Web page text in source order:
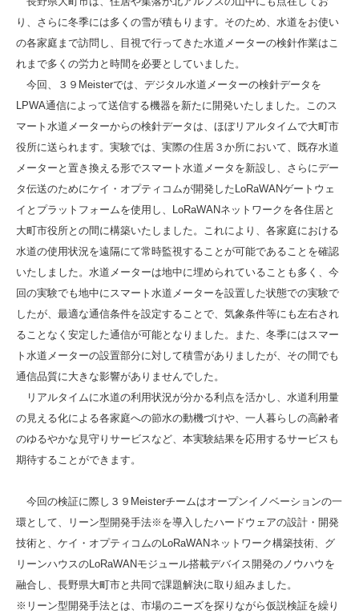
り、さらに冬季には多くの雪が積もります。そのため、水道をお使い
の各家庭まで訪問し、目視で行ってきた水道メーターの検針作業はこ
れまで多くの労力と時間を必要としていました。
今回、３９Meisterでは、デジタル水道メーターの検針データを
LPWA通信によって送信する機器を新たに開発いたしました。このス
マート水道メーターからの検針データは、ほぼリアルタイムで大町市
役所に送られます。実験では、実際の住居３か所において、既存水道
メーターと置き換える形でスマート水道メータを新設し、さらにデー
タ伝送のためにケイ・オプティコムが開発したLoRaWANゲートウェ
イとプラットフォームを使用し、LoRaWANネットワークを各住居と
大町市役所との間に構築いたしました。これにより、各家庭における
水道の使用状況を遠隔にて常時監視することが可能であることを確認
いたしました。水道メーターは地中に埋められていることも多く、今
回の実験でも地中にスマート水道メーターを設置した状態での実験で
したが、最適な通信条件を設定することで、気象条件等にも左右され
ることなく安定した通信が可能となりました。また、冬季にはスマー
ト水道メーターの設置部分に対して積雪がありましたが、その間でも
通信品質に大きな影響がありませんでした。
リアルタイムに水道の利用状況が分かる利点を活かし、水道利用量
の見える化による各家庭への節水の動機づけや、一人暮らしの高齢者
のゆるやかな見守りサービスなど、本実験結果を応用するサービスも
期待することができます。
今回の検証に際し３９Meisterチームはオープンイノベーションの一
環として、リーン型開発手法※を導入したハードウェアの設計・開発
技術と、ケイ・オプティコムのLoRaWANネットワーク構築技術、グ
リーンハウスのLoRaWANモジュール搭載デバイス開発のノウハウを
融合し、長野県大町市と共同で課題解決に取り組みました。
※リーン型開発手法とは、市場のニーズを探りながら仮説検証を繰り